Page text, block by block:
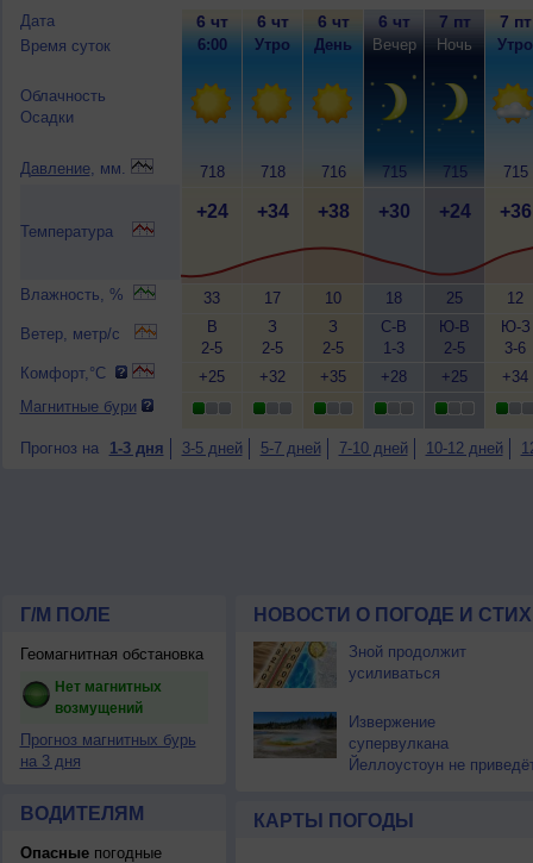
Дата
Время суток
Облачность
Осадки
Давление, мм.
Температура
Влажность, %
Ветер, метр/с
Комфорт,°C
Магнитные бури
6 чт
6:00
718
+24
33
В
2-5
+25
6 чт
Утро
718
+34
17
З
2-5
+32
6 чт
День
716
+38
10
З
2-5
+35
6 чт
Вечер
715
+30
18
С-В
1-3
+28
7 пт
Ночь
715
+24
25
Ю-В
2-5
+25
7 пт
Утро
715
+36
12
Ю-З
3-6
+34
Прогноз на 1-3 дня 3-5 дней 5-7 дней 7-10 дней 10-12 дней
Г/М ПОЛЕ
Геомагнитная обстановка
Нет магнитных
возмущений
Прогноз магнитных бурь
на 3 дня
ВОДИТЕЛЯМ
Опасныепогодные
НОВОСТИ О ПОГОДЕ И
Зной продолжит
усиливаться
Извержение
супервулкана
Йеллоустоун не
КАРТЫ ПОГОДЫ